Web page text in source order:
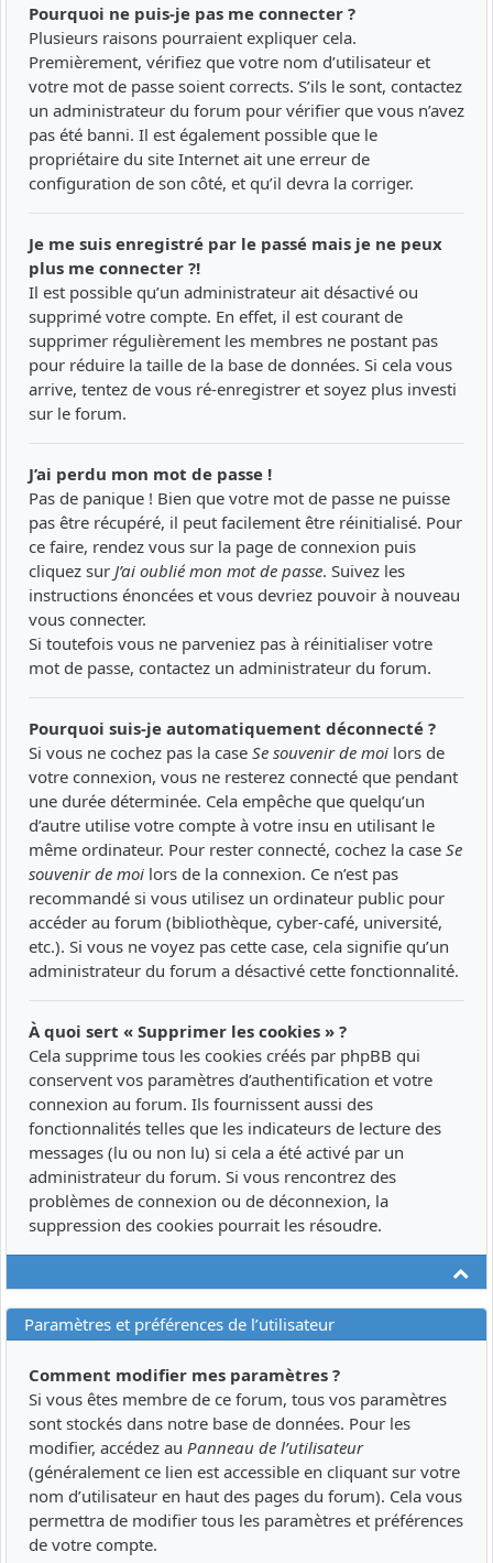
Pourquoi ne puis-je pas me connecter ?
Plusieurs raisons pourraient expliquer cela.
Premièrement, vérifiez que votre nom d’utilisateur et
votre mot de passe soient corrects. S’ils le sont, contactez
un administrateur du forum pour vérifier que vous n’avez
pas été banni. Il est également possible que le
propriétaire du site Internet ait une erreur de
configuration de son côté, et qu’il devra la corriger.
Je me suis enregistré par le passé mais je ne peux
plus me connecter ?!
Il est possible qu’un administrateur ait désactivé ou
supprimé votre compte. En effet, il est courant de
supprimer régulièrement les membres ne postant pas
pour réduire la taille de la base de données. Si cela vous
arrive, tentez de vous ré-enregistrer et soyez plus investi
sur le forum.
J’ai perdu mon mot de passe !
Pas de panique ! Bien que votre mot de passe ne puisse
pas être récupéré, il peut facilement être réinitialisé. Pour
ce faire, rendez vous sur la page de connexion puis
cliquez sur J’ai oublié mon mot de passe. Suivez les
instructions énoncées et vous devriez pouvoir à nouveau
vous connecter.
Si toutefois vous ne parveniez pas à réinitialiser votre
mot de passe, contactez un administrateur du forum.
Pourquoi suis-je automatiquement déconnecté ?
Si vous ne cochez pas la case Se souvenir de moi lors de
votre connexion, vous ne resterez connecté que pendant
une durée déterminée. Cela empêche que quelqu’un
d’autre utilise votre compte à votre insu en utilisant le
même ordinateur. Pour rester connecté, cochez la case Se
souvenir de moi lors de la connexion. Ce n’est pas
recommandé si vous utilisez un ordinateur public pour
accéder au forum (bibliothèque, cyber-café, université,
etc.). Si vous ne voyez pas cette case, cela signifie qu’un
administrateur du forum a désactivé cette fonctionnalité.
À quoi sert « Supprimer les cookies » ?
Cela supprime tous les cookies créés par phpBB qui
conservent vos paramètres d’authentification et votre
connexion au forum. Ils fournissent aussi des
fonctionnalités telles que les indicateurs de lecture des
messages (lu ou non lu) si cela a été activé par un
administrateur du forum. Si vous rencontrez des
problèmes de connexion ou de déconnexion, la
suppression des cookies pourrait les résoudre.
Paramètres et préférences de l’utilisateur
Comment modifier mes paramètres ?
Si vous êtes membre de ce forum, tous vos paramètres
sont stockés dans notre base de données. Pour les
modifier, accédez au Panneau de l’utilisateur
(généralement ce lien est accessible en cliquant sur votre
nom d’utilisateur en haut des pages du forum). Cela vous
permettra de modifier tous les paramètres et préférences
de votre compte.